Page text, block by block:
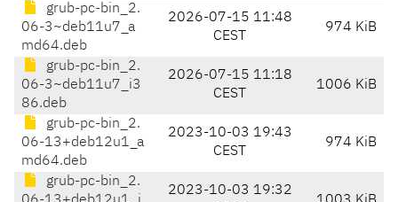
grub-pc-bin_2.
06-3~deb11u7_a
md64.deb
2026-07-15 11:48
CEST
974 KiB
grub-pc-bin_2.
06-3~deb11u7_i3
86.deb
2026-07-15 11:18
CEST
1006 KiB
grub-pc-bin_2.
06-13+deb12u1_a
md64.deb
2023-10-03 19:43
CEST
974 KiB
grub-pc-bin_2.
2023-10-03 19:32